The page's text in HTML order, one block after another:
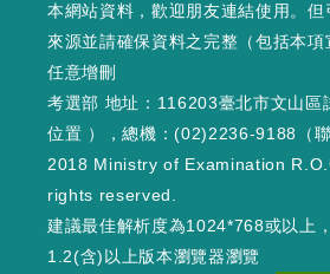
本網站資料，歡迎朋友連結使用。
來源並請確保資料之完整（包括本
任意增刪
考選部 地址：116203臺北市文山區
位置 ），總機：(02)2236-9188（
2018 Ministry of Examination
rights reserved.
建議最佳解析度為1024*768或以上
1.2(含)以上版本瀏覽器瀏覽